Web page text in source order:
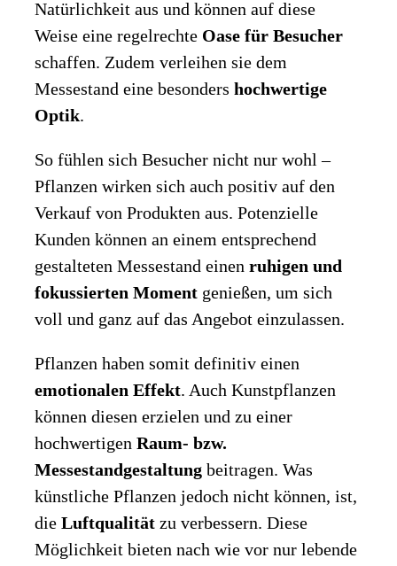
Natürlichkeit aus und können auf diese
Weise eine regelrechte Oase für Besucher
schaffen. Zudem verleihen sie dem
Messestand eine besondershochwertige
Optik.
So fühlen sich Besucher nicht nur wohl –
Pflanzen wirken sich auch positiv auf den
Verkauf von Produkten aus. Potenzielle
Kunden können an einem entsprechend
gestalteten Messestand einenruhigen und
fokussierten Moment genießen, um sich
voll und ganz auf das Angebot einzulassen.
Pflanzen haben somit definitiv einen
emotionalen Effekt. Auch Kunstpflanzen
können diesen erzielen und zu einer
hochwertigenRaum- bzw.
Messestandgestaltung beitragen. Was
künstliche Pflanzen jedoch nicht können, ist,
dieLuftqualität zu verbessern. Diese
Möglichkeit bieten nach wie vor nur lebende